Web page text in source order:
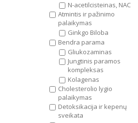
N-acetilcisteinas, NAC
Atmintis ir pažinimo
palaikymas
Ginkgo Biloba
Bendra parama
Gliukozaminas
Jungtinis paramos
kompleksas
Kolagenas
Cholesterolio lygio
palaikymas
Detoksikacija ir kepenų
sveikata